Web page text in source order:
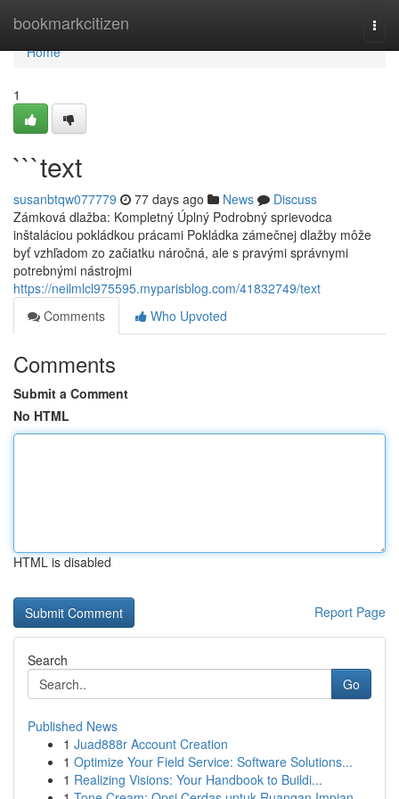
bookmarkcitizen
Home
Home
1
```text
susanbtqw077779 77 days ago News
Discuss
Zámková dlažba: Kompletný Úplný Podrobný sprievodca
inštaláciou pokládkou prácami Pokládka zámečnej dlažby môže
byť vzhľadom zo začiatku náročná, ale s pravými správnymi
potrebnými nástrojmi
https://neilmlcl975595.myparisblog.com/41832749/text
Comments
Who Upvoted
Comments
Submit a Comment
No HTML
HTML is disabled
Report Page
Search
Go
Published News
1 Juad888r Account Creation
1 Optimize Your Field Service: Software Solutions...
1 Realizing Visions: Your Handbook to Buildi...